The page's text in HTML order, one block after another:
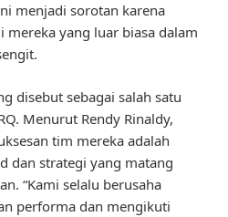
menjadi sorotan karena
mereka yang luar biasa dalam
disebut sebagai salah satu
Menurut Rendy Rinaldy,
tim mereka adalah
dan strategi yang matang
“Kami selalu berusaha
performa dan mengikuti